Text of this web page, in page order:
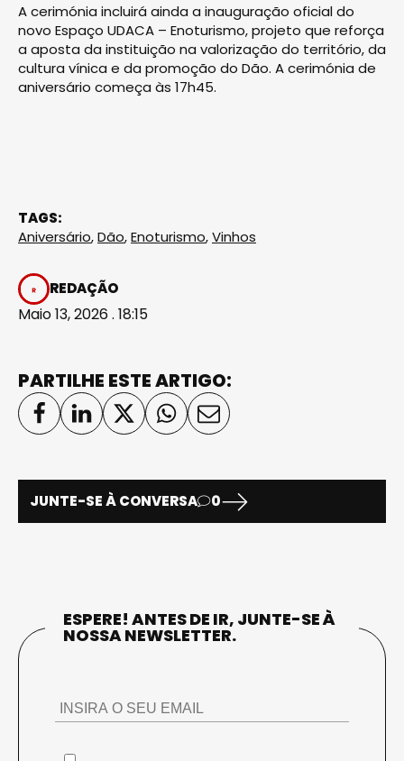
A cerimónia incluirá ainda a inauguração oficial do
novo Espaço UDACA – Enoturismo, projeto que reforça
a aposta da instituição na valorização do território, da
cultura vínica e da promoção do Dão. A cerimónia de
aniversário começa às 17h45.
TAGS:
Aniversário,Dão,Enoturismo,Vinhos
REDAÇÃO
Maio 13, 2026 . 18:15
PARTILHE ESTE ARTIGO:
JUNTE-SE À CONVERSA 0
ESPERE! ANTES DE IR, JUNTE-SE À
NOSSA NEWSLETTER.